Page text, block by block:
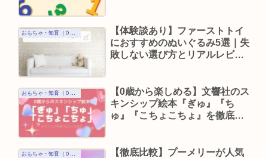
【体験談あり】ファーストトイ
におすすめのぬいぐるみ5選｜失
敗しない選び方とリアルレビュ
おもちゃ・知育（０歳）
【0歳から楽しめる】文響社のス
キンシップ絵本『ぎゅ』『ち
ゅ』『こちょこちょ』を徹底紹
おもちゃ・知育（０歳）
【徹底比較】プーメリーが人気